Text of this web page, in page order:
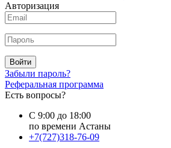
Авторизация
Войти
Забыли пароль?
Реферальная программа
Есть вопросы?
С 9:00 до 18:00
по времени Астаны
+7(727)318-76-09